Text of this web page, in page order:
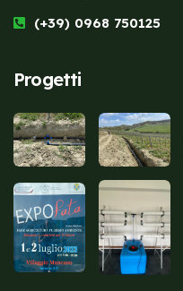
(+39) 0968 750125
Progetti